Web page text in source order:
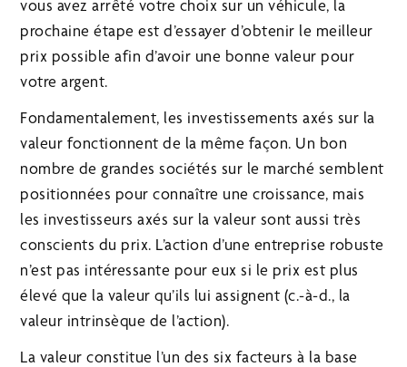
vous avez arrêté votre choix sur un véhicule, la
prochaine étape est d’essayer d’obtenir le meilleur
prix possible afin d’avoir une bonne valeur pour
votre argent.
Fondamentalement, les investissements axés sur la
valeur fonctionnent de la même façon. Un bon
nombre de grandes sociétés sur le marché semblent
positionnées pour connaître une croissance, mais
les investisseurs axés sur la valeur sont aussi très
conscients du prix. L’action d’une entreprise robuste
n’est pas intéressante pour eux si le prix est plus
élevé que la valeur qu’ils lui assignent (c.-à-d., la
valeur intrinsèque de l’action).
La valeur constitue l’un des six facteurs à la base